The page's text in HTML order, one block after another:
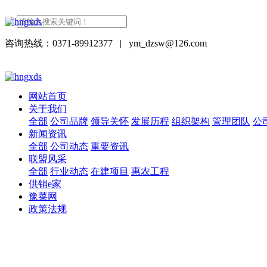
咨询热线：0371-89912377 | ym_dzsw@126.com
网站首页
关于我们
全部 公司品牌 领导关怀 发展历程 组织架构 管理团队 公
新闻资讯
全部 公司动态 重要资讯
联盟风采
全部 行业动态 在建项目 惠农工程
供销e家
豫菜网
政策法规